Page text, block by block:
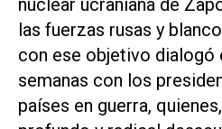
nuclear ucraniana de
las fuerzas rusas y
con ese objetivo dialogó
semanas con los
países en guerra,